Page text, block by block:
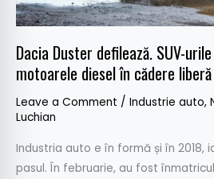
Dacia Duster defilează. SUV-
motoarele diesel în cădere
Leave a Comment / Industrie auto,
Luchian
Industria auto e în formă și în 2018,
pasul. În februarie, au fost
cădere
în
Europa